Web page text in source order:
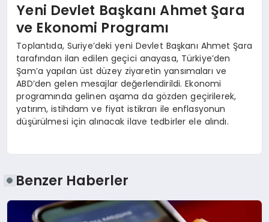
Yeni Devlet Başkanı Ahmet Şara
ve Ekonomi Programı
Toplantıda, Suriye’deki yeni Devlet Başkanı Ahmet Şara
tarafından ilan edilen geçici anayasa, Türkiye’den
Şam’a yapılan üst düzey ziyaretin yansımaları ve
ABD’den gelen mesajlar değerlendirildi. Ekonomi
programında gelinen aşama da gözden geçirilerek,
yatırım, istihdam ve fiyat istikrarı ile enflasyonun
düşürülmesi için alınacak ilave tedbirler ele alındı.
Benzer Haberler